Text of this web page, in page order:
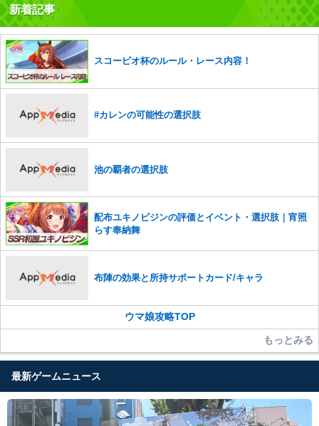
コメントの削除を申請する
※投稿内容を確認後、順次対応さ
せていただきます。ご了承ください。
※一度削除したコメントは復元ができませんのでご注意くだ
さい。
また、過度な利用規約の違反や、弊社に損害の及ぶ内容の書き込みがあ
かじめご理解くださいませ。
新着記事
スコーピオ杯のルール・レース内容！
#カレンの可能性の選択肢
池の覇者の選択肢
配布ユキノビジンの評価とイベント・選択肢｜宵照
らす奉納舞
布陣の効果と所持サポートカード/キャラ
ウマ娘攻略TOP
もっとみる
最新ゲームニュース